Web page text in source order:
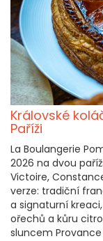
Královské
Paříži
La Boulangerie
2026 na dvou
Victoire,
verze: tradiční
a signaturní
ořechů a kůru
sluncem